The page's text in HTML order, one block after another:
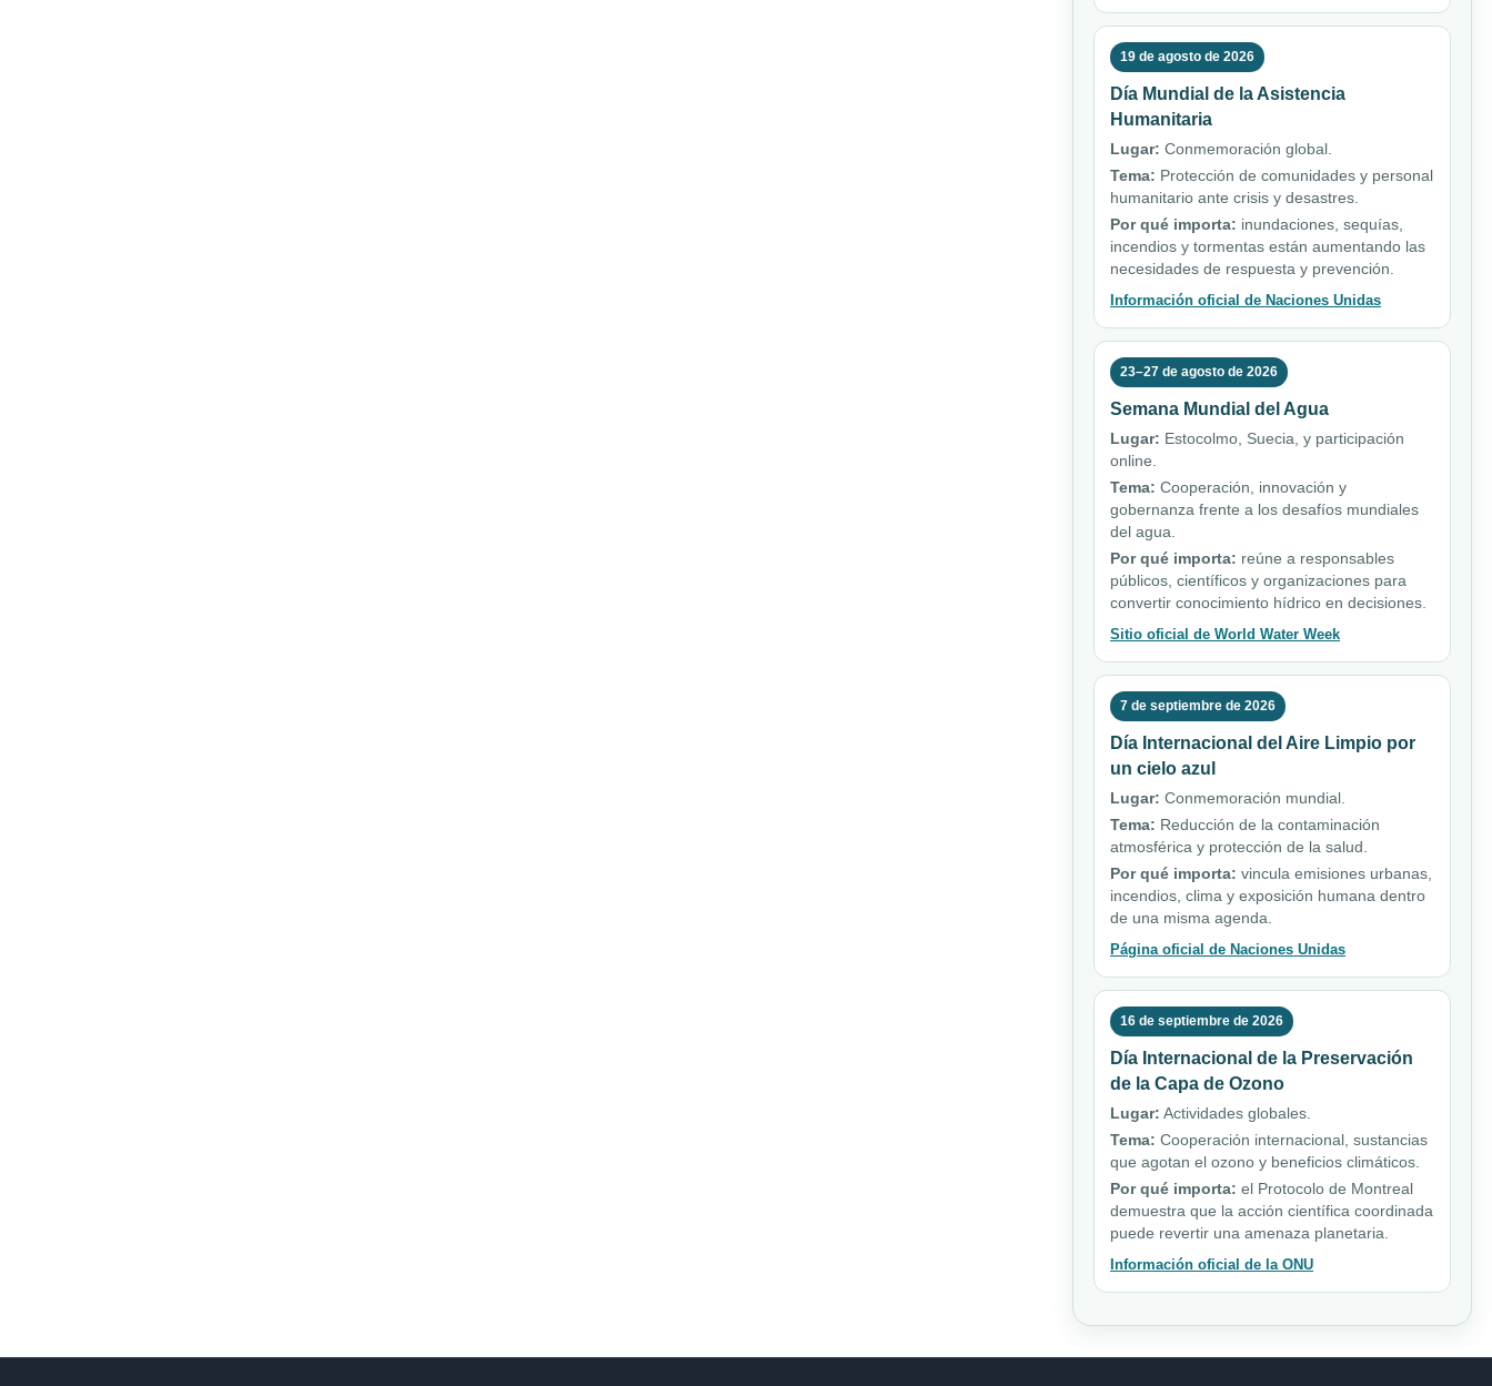
19 de agosto de 2026
Día Mundial de la Asistencia
Humanitaria
Lugar: Conmemoración global.
Tema: Protección de comunidades y personal
humanitario ante crisis y desastres.
Por qué importa: inundaciones, sequías,
incendios y tormentas están aumentando las
necesidades de respuesta y prevención.
Información oficial de Naciones Unidas
23–27 de agosto de 2026
Semana Mundial del Agua
Lugar: Estocolmo, Suecia, y participación
online.
Tema: Cooperación, innovación y
gobernanza frente a los desafíos mundiales
del agua.
Por qué importa: reúne a responsables
públicos, científicos y organizaciones para
convertir conocimiento hídrico en decisiones.
Sitio oficial de World Water Week
7 de septiembre de 2026
Día Internacional del Aire Limpio por
un cielo azul
Lugar: Conmemoración mundial.
Tema: Reducción de la contaminación
atmosférica y protección de la salud.
Por qué importa: vincula emisiones urbanas,
incendios, clima y exposición humana dentro
de una misma agenda.
Página oficial de Naciones Unidas
16 de septiembre de 2026
Día Internacional de la Preservación
de la Capa de Ozono
Lugar: Actividades globales.
Tema: Cooperación internacional, sustancias
que agotan el ozono y beneficios climáticos.
Por qué importa: el Protocolo de Montreal
demuestra que la acción científica coordinada
puede revertir una amenaza planetaria.
Información oficial de la ONU